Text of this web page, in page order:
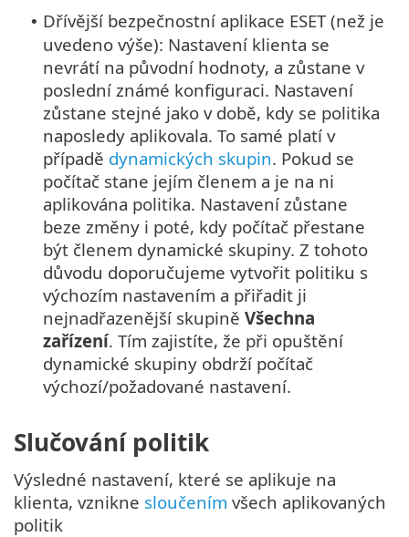
• Dřívější bezpečnostní aplikace ESET (než je
uvedeno výše): Nastavení klienta se
nevrátí na původní hodnoty, a zůstane v
poslední známé konfiguraci. Nastavení
zůstane stejné jako v době, kdy se politika
naposledy aplikovala. To samé platí v
případě dynamických skupin. Pokud se
počítač stane jejím členem a je na ni
aplikována politika. Nastavení zůstane
beze změny i poté, kdy počítač přestane
být členem dynamické skupiny. Z tohoto
důvodu doporučujeme vytvořit politiku s
výchozím nastavením a přiřadit ji
nejnadřazenější skupině Všechna
zařízení. Tím zajistíte, že při opuštění
dynamické skupiny obdrží počítač
výchozí/požadované nastavení.
Slučování politik
Výsledné nastavení, které se aplikuje na
klienta, vznikne sloučením všech aplikovaných
politik